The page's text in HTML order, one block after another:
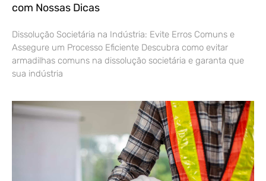
com Nossas Dicas
Dissolução Societária na Indústria: Evite Erros Comuns e
Assegure um Processo Eficiente Descubra como evitar
armadilhas comuns na dissolução societária e garanta que
sua indústria